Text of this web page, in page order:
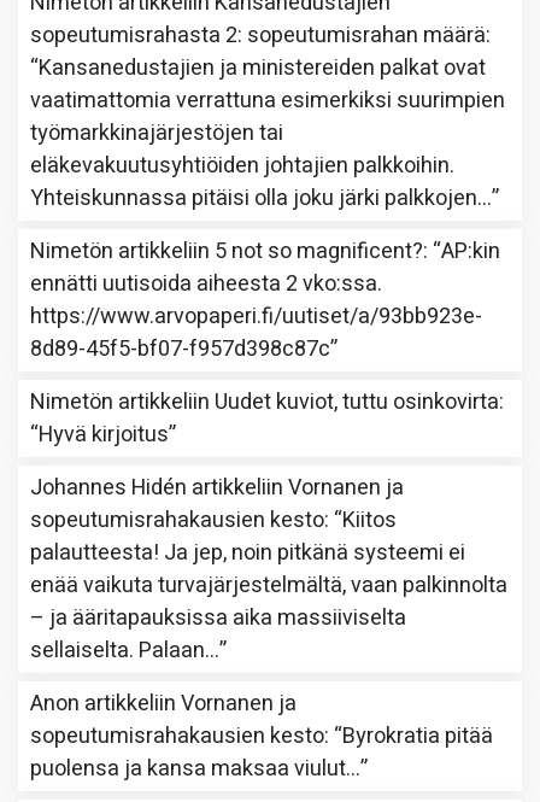
sopeutumisrahasta 2: sopeutumisrahan määrä:
“Kansanedustajien ja ministereiden palkat ovat
vaatimattomia verrattuna esimerkiksi suurimpien
työmarkkinajärjestöjen tai
eläkevakuutusyhtiöiden johtajien palkkoihin.
Yhteiskunnassa pitäisi olla joku järki palkkojen…”
Nimetön artikkeliin 5 not so magnificent?: “AP:kin
ennätti uutisoida aiheesta 2 vko:ssa.
https://www.arvopaperi.fi/uutiset/a/93bb923e-
8d89-45f5-bf07-f957d398c87c”
Nimetön artikkeliin Uudet kuviot, tuttu osinkovirta:
“Hyvä kirjoitus”
Johannes Hidén artikkeliinVornanen ja
sopeutumisrahakausien kesto: “Kiitos
palautteesta! Ja jep, noin pitkänä systeemi ei
enää vaikuta turvajärjestelmältä, vaan palkinnolta
– ja ääritapauksissa aika massiiviselta
sellaiselta. Palaan…”
Anon artikkeliinVornanen ja
sopeutumisrahakausien kesto: “Byrokratia pitää
puolensa ja kansa maksaa viulut…”